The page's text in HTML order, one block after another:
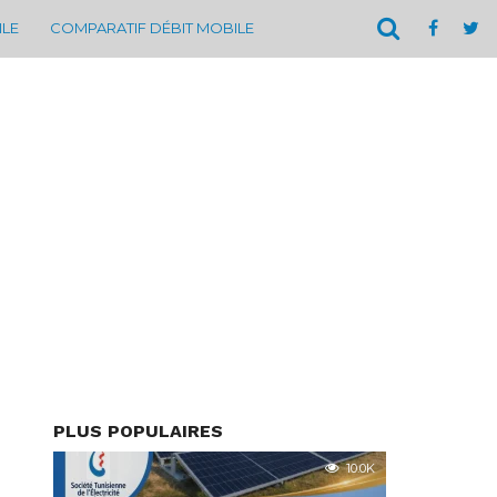
COMPARATIF DÉBIT MOBILE
PLUS POPULAIRES
10.0K